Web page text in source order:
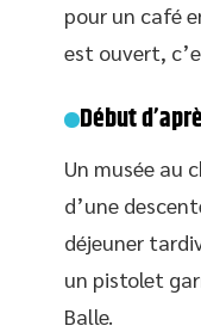
pour un café
est ouvert,
Début
Un musée au
d’une
déjeuner
un pistolet
Balle.